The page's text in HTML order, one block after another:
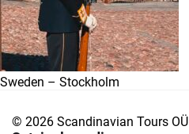
Sweden – Stockholm
© 2026 Scandinavian Tours OÜ